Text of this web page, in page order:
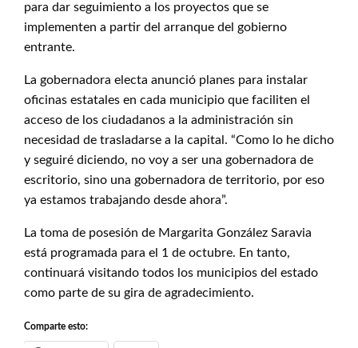
para dar seguimiento a los proyectos que se
implementen a partir del arranque del gobierno
entrante.
La gobernadora electa anunció planes para instalar
oficinas estatales en cada municipio que faciliten el
acceso de los ciudadanos a la administración sin
necesidad de trasladarse a la capital. “Como lo he dicho
y seguiré diciendo, no voy a ser una gobernadora de
escritorio, sino una gobernadora de territorio, por eso
ya estamos trabajando desde ahora”.
La toma de posesión de Margarita González Saravia
está programada para el 1 de octubre. En tanto,
continuará visitando todos los municipios del estado
como parte de su gira de agradecimiento.
Comparte esto: